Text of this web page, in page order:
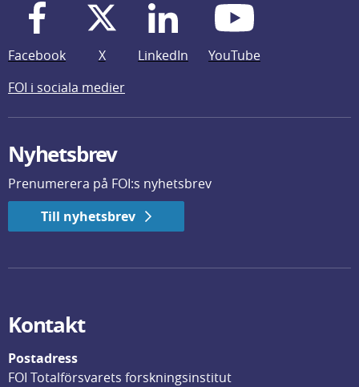
Facebook X LinkedIn
YouTube
FOI i sociala medier
Nyhetsbrev
Prenumerera på FOI:s nyhetsbrev
Till nyhetsbrev
Kontakt
Postadress
FOI Totalförsvarets forskningsinstitut